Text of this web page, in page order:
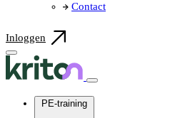
Contact
Inloggen
PE-training